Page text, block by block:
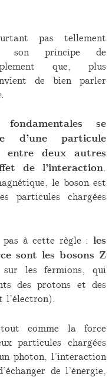
pas tellement
son principe de
que, plus
de bien parler
.
se
d’une particule
entre deux autres
de l’interaction.
le boson est
chargées
pas à cette règle : les
sont les bosons Z
les fermions, qui
des protons et des
l’électron).
comme la force
particules chargées
photon, l’interaction
de l’énergie,